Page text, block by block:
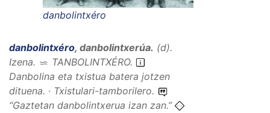
danbolintxéro
danbolintxéro, danbolintxerúa. (d).
Izena. TANBOLINTXÉRO.
Danbolina eta txistua batera jotzen
dituena. · Txistulari-tamborilero.
“Gaztetan danbolintxerua izan zan.”